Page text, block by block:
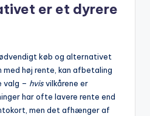
er et dyrere
køb og alternativet
høj rente, kan afbetaling
valg – hvisvilkårene er
har ofte lavere rente end
men det afhænger af